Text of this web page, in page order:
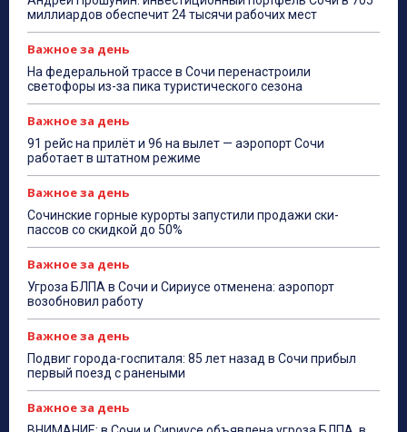
миллиардов обеспечит 24 тысячи рабочих мест
Важное за день
На федеральной трассе в Сочи перенастроили
светофоры из-за пика туристического сезона
Важное за день
91 рейс на прилёт и 96 на вылет — аэропорт Сочи
работает в штатном режиме
Важное за день
Сочинские горные курорты запустили продажи ски-
пассов со скидкой до 50%
Важное за день
Угроза БЛПА в Сочи и Сириусе отменена: аэропорт
возобновил работу
Важное за день
Подвиг города-госпиталя: 85 лет назад в Сочи прибыл
первый поезд с ранеными
Важное за день